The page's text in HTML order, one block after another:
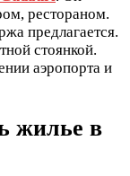
рестораном.
предлагается.
стоянкой.
аэропорта и
жилье в